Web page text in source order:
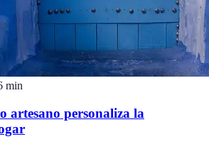
min
artesano personaliza la